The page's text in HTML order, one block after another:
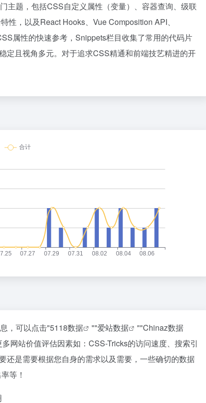
主题，包括CSS自定义属性（变量）、容器查询、级联
，以及React Hooks、Vue Composition API、
属性的快速参考，Snippets栏目收集了常用的代码片
定且视角多元。对于追求CSS精通和前端技艺精进的开
，可以点击"5118数据 ""爱站数据 ""Chinaz数据
网站价值评估因素如：CSS-Tricks的访问速度、搜索引
还是需要根据您自身的需求以及需要，一些确切的数据
等！
36氪
3 花800块钱找点罪受
DeepSeek也扛不住了？API降价后又将大幅涨价